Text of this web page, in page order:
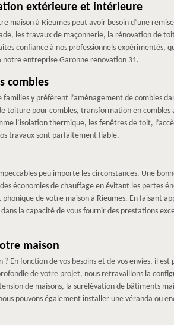
extérieure et intérieure
maison à Rieumes peut avoir besoin d’une
les travaux de maçonnerie, la rénovation de
confiance à nos professionnels expérimentés,
entreprise Garonne renovation 31.
combles
y préfèrent l’aménagement de combles
toiture pour combles, transformation en combles
l’isolation thermique, les fenêtres de toit,
travaux sont parfaitement fiable.
peu importe les circonstances. Une
économies de chauffage en évitant les pertes
de votre maison à Rieumes. En faisant
la capacité de vous fournir des prestations
maison
fonction de vos besoins et de vos envies, il est
de votre projet, nous retravaillons la
de maisons, la surélévation de bâtiments
pouvons également installer une véranda ou